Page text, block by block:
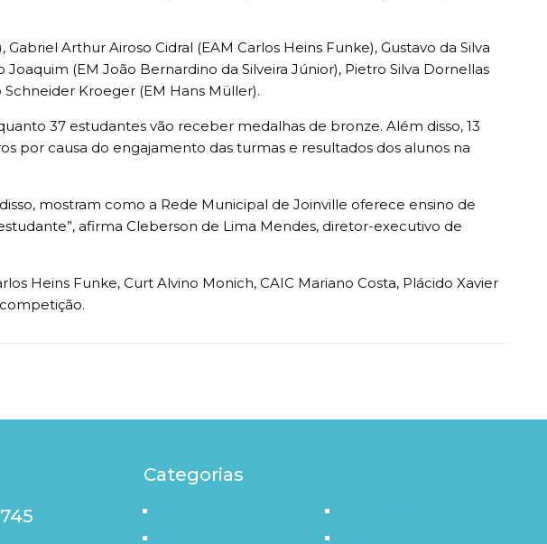
Arthur Airoso Cidral (EAM Carlos Heins Funke), Gustavo da Silva
(EM João Bernardino da Silveira Júnior), Pietro Silva Dornellas
Kroeger (EM Hans Müller).
37 estudantes vão receber medalhas de bronze. Além disso, 13
por causa do engajamento das turmas e resultados dos alunos na
mostram como a Rede Municipal de Joinville oferece ensino de
afirma Cleberson de Lima Mendes, diretor-executivo de
Heins Funke, Curt Alvino Monich, CAIC Mariano Costa, Plácido Xavier
Categorias